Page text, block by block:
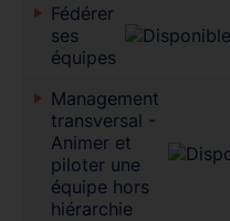
Fédérer
ses
équipes
Management
transversal -
Animer et
piloter une
équipe hors
hiérarchie